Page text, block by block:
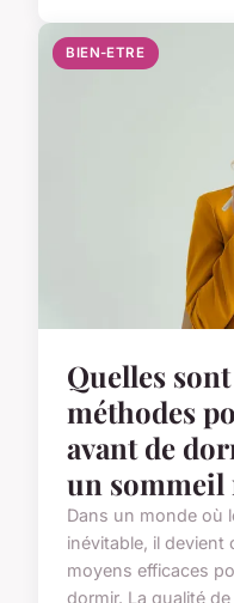
BIEN-ETRE
Quelles
méthodes
avant de
un sommeil
Dans un monde où
inévitable, il devient
moyens efficaces
dormir. La qualité